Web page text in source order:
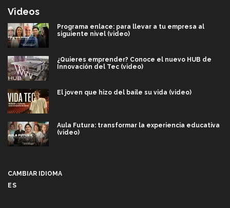
Videos
Programa enlace: para llevar a tu empresa al
siguiente nivel (video)
¿Quieres emprender? Conoce el nuevo HUB de
Innovación del Tec (video)
El joven que hizo del baile su vida (video)
Aula Futura: transformar la experiencia educativa
(video)
CAMBIAR IDIOMA
ES